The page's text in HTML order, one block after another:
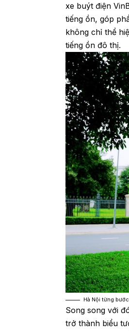
xe buýt điện
tiếng ồn, góp
không chỉ thể
tiếng ồn đô thị.
Hà Nội từng
Song song với
trở thành biểu